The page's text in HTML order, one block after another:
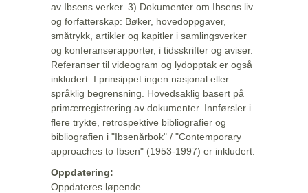
av Ibsens verker. 3) Dokumenter om Ibsens liv
og forfatterskap: Bøker, hovedoppgaver,
småtrykk, artikler og kapitler i samlingsverker
og konferanserapporter, i tidsskrifter og aviser.
Referanser til videogram og lydopptak er også
inkludert. I prinsippet ingen nasjonal eller
språklig begrensning. Hovedsaklig basert på
primærregistrering av dokumenter. Innførsler i
flere trykte, retrospektive bibliografier og
bibliografien i "Ibsenårbok" / "Contemporary
approaches to Ibsen" (1953-1997) er inkludert.
Oppdatering:
Oppdateres løpende